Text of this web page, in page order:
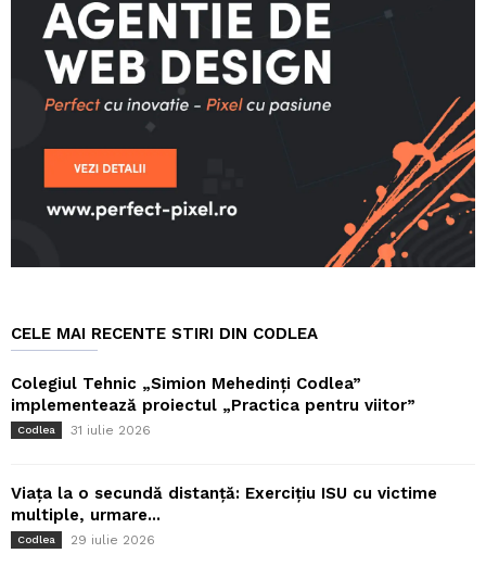
CELE MAI RECENTE STIRI DIN CODLEA
Colegiul Tehnic „Simion Mehedinți Codlea”
implementează proiectul „Practica pentru viitor”
Codlea 31 iulie 2026
Viața la o secundă distanță: Exercițiu ISU cu victime
multiple, urmare...
Codlea 29 iulie 2026